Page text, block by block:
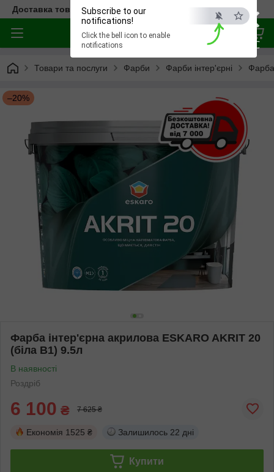
×
ESC
Subscribe to our
notifications!
Click the bell icon to enable
notifications
Доставка товара по всей Украине
Товари та послуги Фарби Фарби інтер'єрні
–20%
Фарба інтер'єрна акрилова ESKARO AKRIT 20
(біла В1) 9.5л
В наявності
Роздріб
6 100 ₴ 7 625 ₴
Економія 1525 ₴ Залишилось 22 дні
Купити